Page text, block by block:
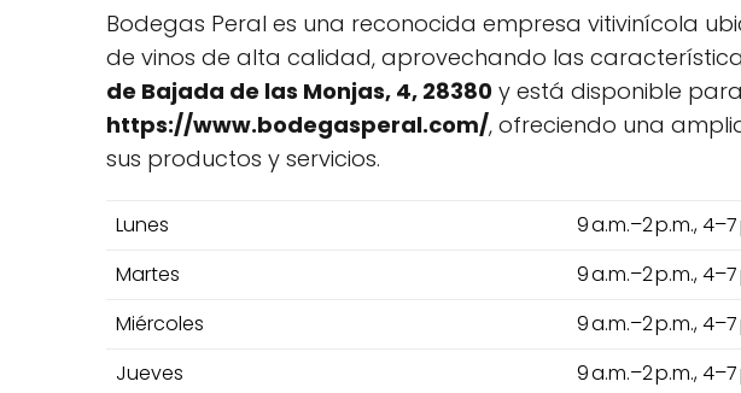
Bodegas Peral es una reconocida empresa vitivinícola
de vinos de alta calidad, aprovechando las
de Bajada de las Monjas, 4, 28380 y está disponible
https://www.bodegasperal.com/, ofreciendo una
sus productos y servicios.
Lunes
9 a.m.–2 p.m., 4–7
Martes
9 a.m.–2 p.m., 4–7
Miércoles
9 a.m.–2 p.m., 4–7
Jueves
9 a.m.–2 p.m., 4–7